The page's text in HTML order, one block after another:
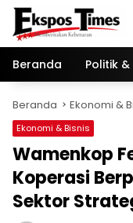
Langsung
konten
Beranda
Politik
Beranda Ekonomi &
Ekonomi & Bisnis
Wamenkop
Koperasi
Sektor